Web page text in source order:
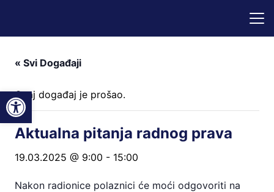
« Svi Događaji
Ovaj događaj je prošao.
Aktualna pitanja radnog prava
19.03.2025 @ 9:00 - 15:00
Nakon radionice polaznici će moći odgovoriti na
Open toolbar